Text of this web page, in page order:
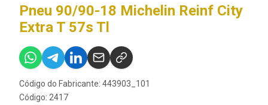
Pneu 90/90-18 Michelin Reinf City
Extra T 57s Tl
Código do Fabricante: 443903_101
Código: 2417